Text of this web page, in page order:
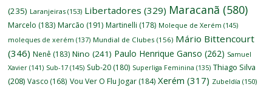
(235) Laranjeiras (153) Libertadores (329) Maracanã (580)
Marcelo (183) Marcão (191) Martinelli (178) Moleque de Xerém (145)
moleques de xerém (137) Mundial de Clubes (156) Mário Bittencourt
(346) Nenê (183) Nino (241) Paulo Henrique Ganso (262) Samuel
Xavier (141) Sub-17 (145) Sub-20 (180) Superliga Feminina (135) Thiago Silva
(208) Vasco (168) Vou Ver O Flu Jogar (184) Xerém (317) Zubeldía (150)